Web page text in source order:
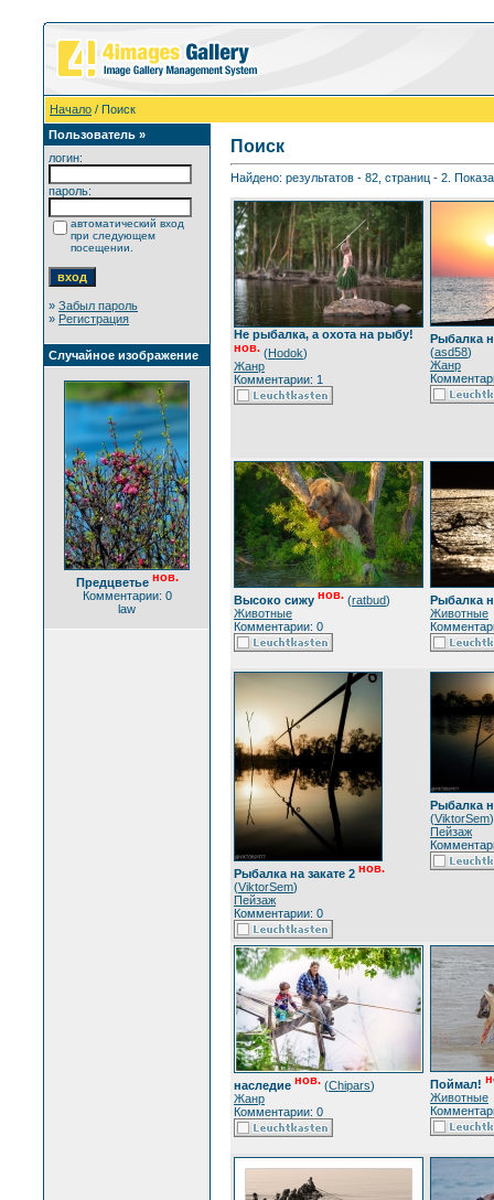
Начало / Поиск
Пользователь »
логин:
пароль:
автоматический вход
при следующем
посещении.
» Забыл пароль
» Регистрация
Случайное изображение
Предцветье нов.
Комментарии: 0
law
Поиск
Найдено: результатов - 82, страниц - 2.
Не рыбалка, а охота на рыбу!
нов. (Hodok)
Жанр
Комментарии: 1
Рыбалка
(asd58)
Жанр
Высоко сижу нов. (ratbud)
Животные
Комментарии: 0
Рыбалка
Животные
Рыбалка на закате 2 нов.
(ViktorSem)
Пейзаж
Комментарии: 0
Рыбалка
(ViktorSem)
Пейзаж
наследие нов. (Chipars)
Жанр
Комментарии: 0
Поймал!
Животные